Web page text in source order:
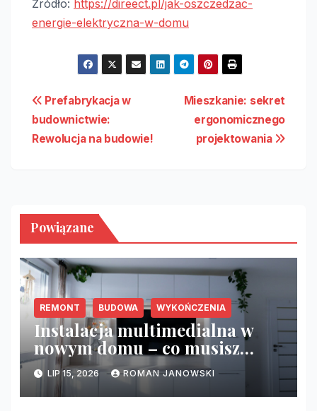
Źródło: https://direect.pl/jak-oszczedzac-
energie-elektryczna-w-domu
Nawigacja
wpisu
Mieszkanie: sekret
ergonomicznego
projektowania
Prefabrykacja w
budownictwie:
Rewolucja na budowie!
Powiązane
REMONT BUDOWA WYKOŃCZENIA
Instalacja multimedialna w
nowym domu – co musisz
zrobić przed tynkami?
LIP 15, 2026 ROMAN JANOWSKI